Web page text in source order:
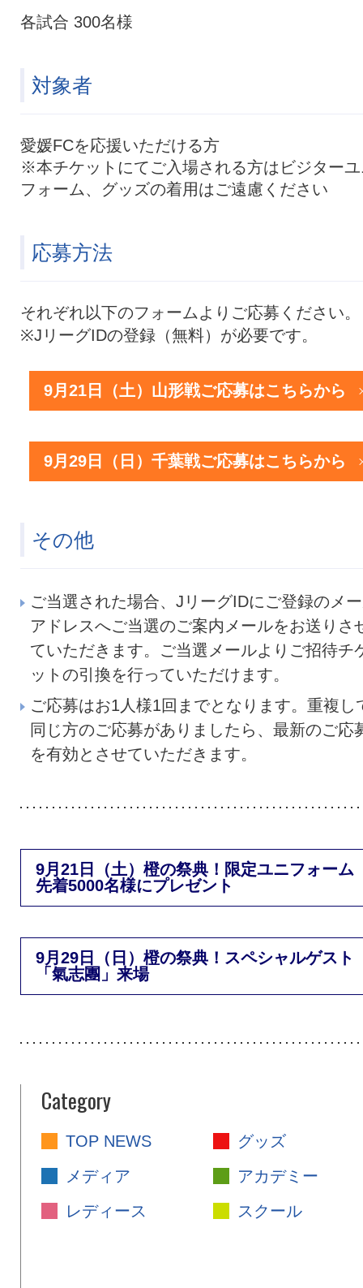
各試合 300名様
対象者
愛媛FCを応援いただける方
※本チケットにてご入場される方はビジター
フォーム、グッズの着用はご遠慮ください
応募方法
それぞれ以下のフォームよりご応募ください。
※JリーグIDの登録（無料）が必要です。
9月21日（土）山形戦ご応募はこちらから
9月29日（日）千葉戦ご応募はこちらから
その他
ご当選された場合、JリーグIDにご登録のメ
アドレスへご当選のご案内メールをお送りさ
ていただきます。ご当選メールよりご招待チ
ットの引換を行っていただけます。
ご応募はお1人様1回までとなります。重複し
同じ方のご応募がありましたら、最新のご応
を有効とさせていただきます。
9月21日（土）橙の祭典！限定ユニフォーム
先着5000名様にプレゼント
9月29日（日）橙の祭典！スペシャルゲスト
「氣志團」来場
Category
TOP NEWS
グッズ
メディア
アカデミー
レディース
スクール